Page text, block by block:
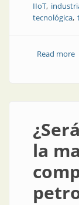
IIoT
tecnológica
Read more
la